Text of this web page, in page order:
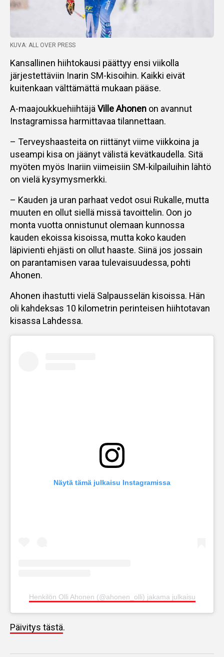
KUVA: ALL OVER PRESS
Kansallinen hiihtokausi päättyy ensi viikolla
järjestettäviin Inarin SM-kisoihin. Kaikki eivät
kuitenkaan välttämättä mukaan pääse.
A-maajoukkuehiihtäjä Ville Ahonen on avannut
Instagramissa harmittavaa tilannettaan.
– Terveyshaasteita on riittänyt viime viikkoina ja
useampi kisa on jäänyt välistä kevätkaudella. Sitä
myöten myös Inariin viimeisiin SM-kilpailuihin lähtö
on vielä kysymysmerkki.
– Kauden ja uran parhaat vedot osui Rukalle, mutta
muuten en ollut siellä missä tavoittelin. Oon jo
monta vuotta onnistunut olemaan kunnossa
kauden ekoissa kisoissa, mutta koko kauden
läpivienti ehjästi on ollut haaste. Siinä jos jossain
on parantamisen varaa tulevaisuudessa, pohti
Ahonen.
Ahonen ihastutti vielä Salpausselän kisoissa. Hän
oli kahdeksas 10 kilometrin perinteisen hiihtotavan
kisassa Lahdessa.
Näytä tämä julkaisu Instagramissa
Henkilön Olli Ahonen (@ahonen_olli) jakama julkaisu
Päivitys tästä.